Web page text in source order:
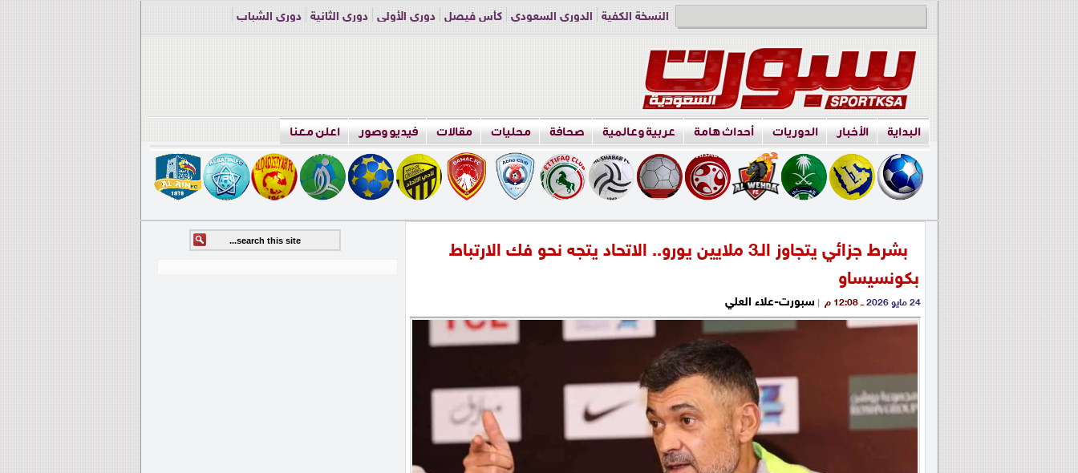
النسخة الكفية الدوري السعودي كأس فيصل دوري الأولى دوري الثانية
دوري الشباب
البداية الأخبار الدوريات أحداث هامة عربية وعالمية صحافة محليات مقالات فيديو وصور اعلن معنا
بشرط جزائي يتجاوز الـ3 ملايين يورو.. الاتحاد يتجه نحو فك الارتباط
بكونسيساو
24 مايو 2026 ــ 12:08 م | سبورت-علاء العلي